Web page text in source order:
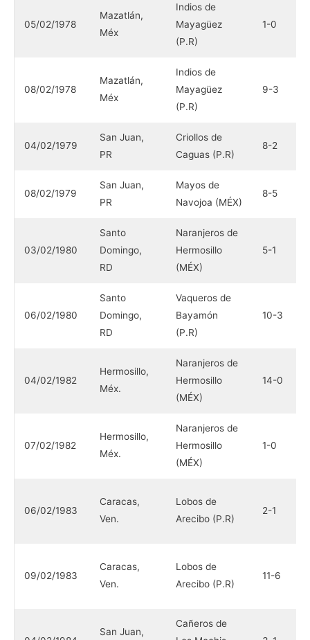
05/02/1978
Mazatlán,
Méx
Indios de
Mayagüez
(P.R)
1-0
08/02/1978
Mazatlán,
Méx
Indios de
Mayagüez
(P.R)
9-3
04/02/1979
San Juan,
PR
Criollos de
Caguas (P.R)
8-2
08/02/1979
San Juan,
PR
Mayos de
Navojoa (MÉX)
8-5
03/02/1980
Santo
Domingo,
RD
Naranjeros de
Hermosillo
(MÉX)
5-1
06/02/1980
Santo
Domingo,
RD
Vaqueros de
Bayamón
(P.R)
10-3
04/02/1982
Hermosillo,
Méx.
Naranjeros de
Hermosillo
(MÉX)
14-0
07/02/1982
Hermosillo,
Méx.
Naranjeros de
Hermosillo
(MÉX)
1-0
06/02/1983
Caracas,
Ven.
Lobos de
Arecibo (P.R)
2-1
09/02/1983
Caracas,
Ven.
Lobos de
Arecibo (P.R)
11-6
San Juan,
Cañeros de